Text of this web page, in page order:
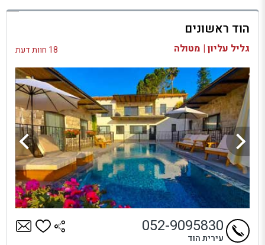
למתחם זה
בדיקת זמינות ומחירים
הוד ראשונים
גליל עליון | מטולה 18 חוות דעת
052-9095830
עירית הוד